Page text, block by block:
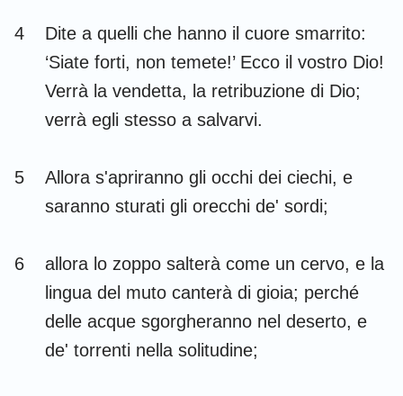
Habacuc
Aggeo Zaccaria
Malachia
4
Dite a quelli che hanno il cuore smarrito:
‘Siate forti, non temete!’ Ecco il vostro Dio!
Verrà la vendetta, la retribuzione di Dio;
verrà egli stesso a salvarvi.
5
Allora s'apriranno gli occhi dei ciechi, e
saranno sturati gli orecchi de' sordi;
6
allora lo zoppo salterà come un cervo, e la
lingua del muto canterà di gioia; perché
delle acque sgorgheranno nel deserto, e
de' torrenti nella solitudine;